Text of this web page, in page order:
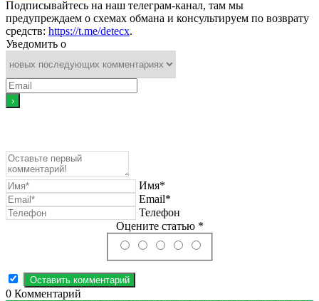
Подписывайтесь на наш телеграм-канал, там мы
предупреждаем о схемах обмана и консультируем по возврату
средств: https://t.me/detecx.
Уведомить о
Имя*
Email*
Телефон
Оцените статью *
0 Комментарий